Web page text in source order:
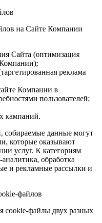
на Сайте Компании
Сайта (оптимизация
реклама
Компании в
пользователей;
кампаний.
собираемые данные могут
которые оказывают
услуг. К категориям
обработка
и рекламные рассылки и
файлов
cookie-файлы двух разных